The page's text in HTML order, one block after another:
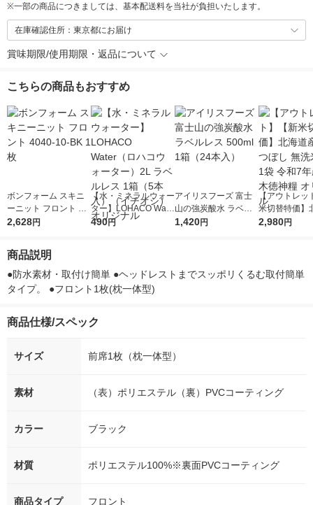
※一部の商品につきましては、基本配送料を当社が負担いたします。
在庫確認住所：東京都にお届け
賞味期限/使用期限・返品について
こちらの商品もおすすめ
ボンフォーム スキニ
ーニット フロント 40
40-10-BK 1枚
2,628円
【水・ミネラルウォー
ター】LOHACO Wate
r（ロハコウォータ
490円
アイリスフーズ 富士
山の強炭酸水 ラベル
レス 500ml 1箱（24
1,420円
【アウトレッ
米切替特価】
ななつぼし 無
2,980円
商品説明
●防水素材・取付け簡単 ●ヘッドレストまでスッポリくるむ取付簡単
タイプ。 ●フロント1枚(枕一体型)
商品仕様/スペック
サイズ 前席1枚（枕一体型）
素材 （表）ポリエステル（裏）PVCコーティング
カラー ブラック
材質 ポリエステル100%※裏面PVCコーティング
商品タイプ フロント